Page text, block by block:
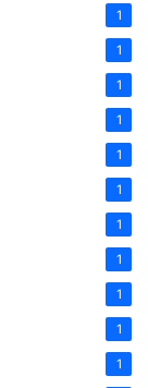
1
1
1
1
1
1
1
1
1
1
1